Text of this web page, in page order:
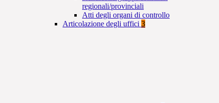
regionali/provinciali
Atti degli organi di controllo
Articolazione degli uffici 3